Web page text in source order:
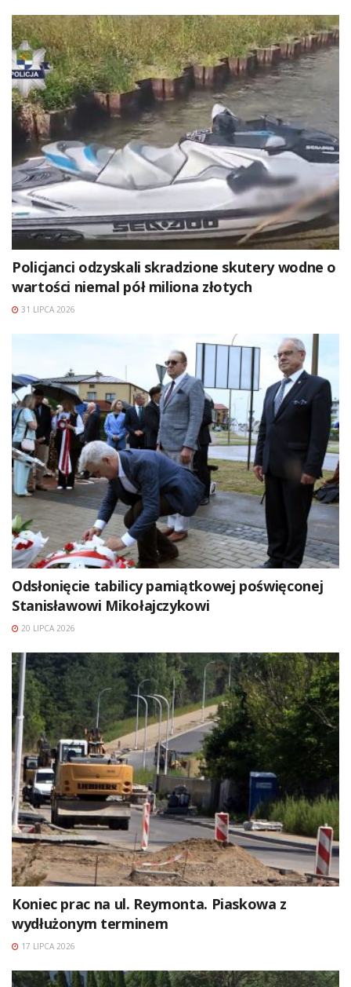
Policjanci odzyskali skradzione skutery wodne o
wartości niemal pół miliona złotych
31 LIPCA 2026
Odsłonięcie tabilicy pamiątkowej poświęconej
Stanisławowi Mikołajczykowi
20 LIPCA 2026
Koniec prac na ul. Reymonta. Piaskowa z
wydłużonym terminem
17 LIPCA 2026